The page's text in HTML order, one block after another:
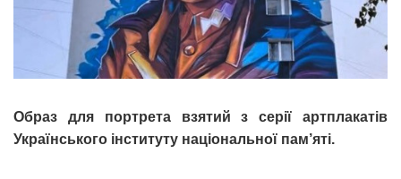
Образ для портрета взятий з серії артплакатів
Українського інституту національної пам’яті.